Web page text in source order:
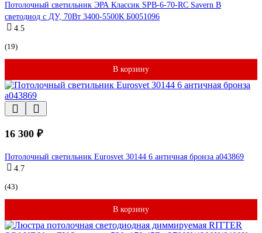
Потолочный светильник ЭРА Классик SPB-6-70-RC Savern В
светодиод с ДУ, 70Вт 3400-5500К Б0051096
4.5
(19)
В корзину
16 300 ₽
Потолочный светильник Eurosvet 30144 6 античная бронза a043869
4.7
(43)
В корзину